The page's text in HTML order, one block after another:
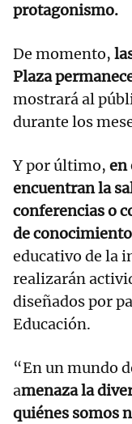
protagonismo.
De momento,
Plaza
mostrará al
durante los
Y por último, en
encuentran la
conferencias o
de
educativo de la
realizarán
diseñados por
Educación.
“En un mundo
amenaza la
quiénes somos